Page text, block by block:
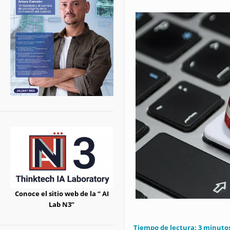
Tiempo de lectura:3
Conoce el sitio web de la “ AI
Lab N3”